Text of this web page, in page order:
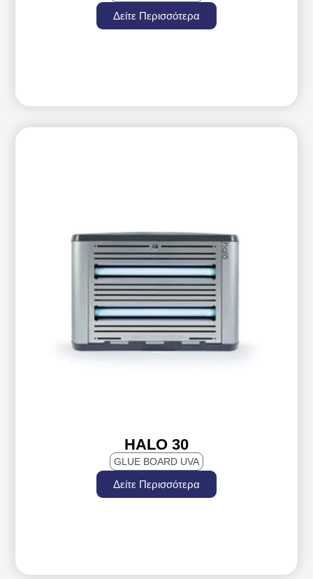
Δείτε Περισσότερα
HALO 30
GLUE BOARD UVA
Δείτε Περισσότερα